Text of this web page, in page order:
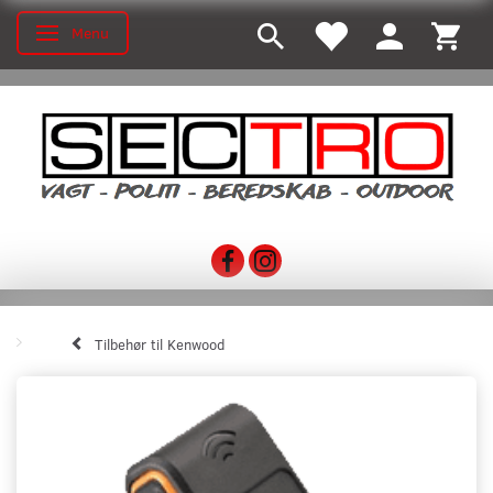
Toggle navigation
Menu
Tilbehør til Kenwood